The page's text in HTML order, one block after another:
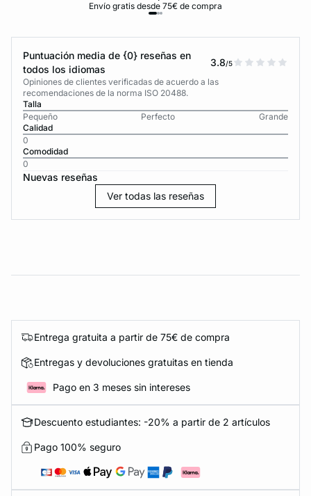
Envío gratis desde 75€ de compra
Puntuación media de {0} reseñas en
todos los idiomas
3.8/5
Opiniones de clientes verificadas de acuerdo a las
recomendaciones de la norma ISO 20488.
Talla
Pequeño
Perfecto
Grande
Calidad
0
Comodidad
0
Nuevas reseñas
Ver todas las reseñas
Entrega gratuita a partir de 75€ de compra
Entregas y devoluciones gratuitas en tienda
Pago en 3 meses sin intereses
Descuento estudiantes: -20% a partir de 2 artículos
Pago 100% seguro